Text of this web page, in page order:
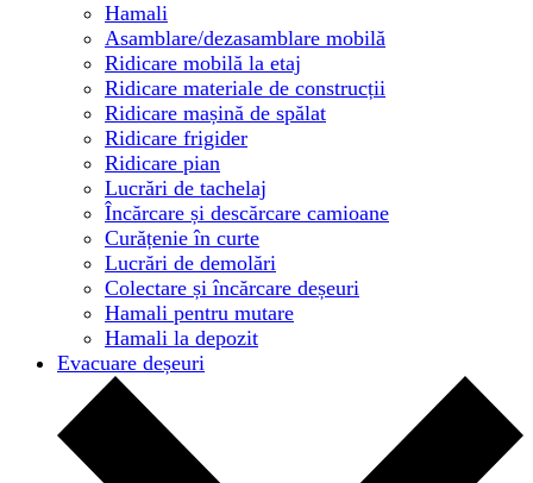
Hamali
Asamblare/dezasamblare mobilă
Ridicare mobilă la etaj
Ridicare materiale de construcții
Ridicare mașină de spălat
Ridicare frigider
Ridicare pian
Lucrări de tachelaj
Încărcare și descărcare camioane
Curățenie în curte
Lucrări de demolări
Colectare și încărcare deșeuri
Hamali pentru mutare
Hamali la depozit
Evacuare deșeuri